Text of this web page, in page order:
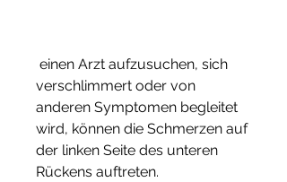
verschlimmert oder von
anderen Symptomen begleitet
wird, können die Schmerzen auf
der linken Seite des unteren
Rückens auftreten.